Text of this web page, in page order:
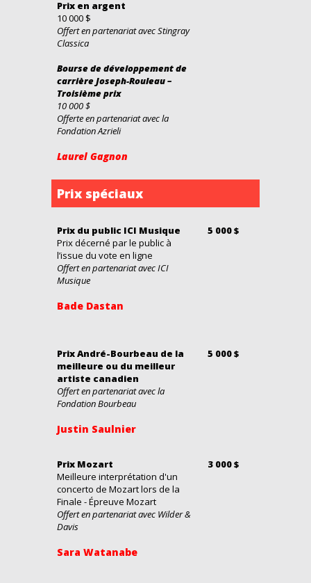
Prix en argent
10 000 $
Offert en partenariat avec Stingray
Classica
Bourse de développement de
carrière Joseph-Rouleau –
Troisième prix
10 000 $
Offerte en partenariat avec la
Fondation Azrieli
Laurel Gagnon
Prix spéciaux
Prix du public ICI Musique
Prix décerné par le public à
l’issue du vote en ligne
Offert en partenariat avec ICI
Musique
Bade Dastan
5 000 $
Prix André-Bourbeau de la
meilleure ou du meilleur
artiste canadien
Offert en partenariat avec la
Fondation Bourbeau
Justin Saulnier
5 000 $
Prix Mozart
Meilleure interprétation d'un
concerto de Mozart lors de la
Finale - Épreuve Mozart
Offert en partenariat avec Wilder &
Davis
Sara Watanabe
3 000 $